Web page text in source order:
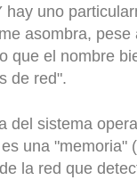
hay uno
asombra, pese
que el nombre
de red".
del sistema
una "memoria"
la red que